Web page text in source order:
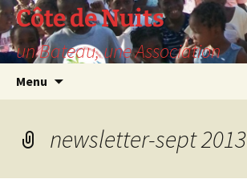
Skip
to
content
Côte de Nuits
un Bateau, une Association
Menu
newsletter-sept 2013